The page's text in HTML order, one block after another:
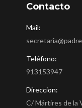
Contacto
Mail:
Teléfono:
913153947
Direccion:
C/ Mártires de la